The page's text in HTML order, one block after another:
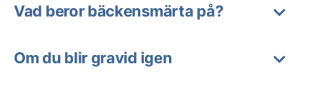
Vad beror bäckensmärta på?
Om du blir gravid igen